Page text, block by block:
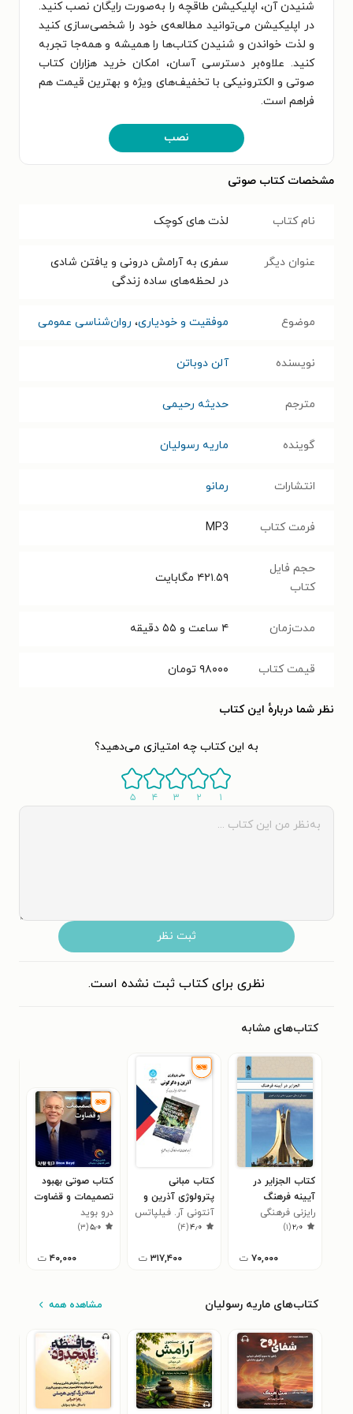
شنیدن آن، اپلیکیشن طاقچه را به‌صورت رایگان نصب کنید.
در اپلیکیشن می‌توانید مطالعه‌ی خود را شخصی‌سازی کنید
و لذت خواندن و شنیدن کتاب‌ها را همیشه و همه‌جا تجربه
کنید. علاوه‌بر دسترسی آسان، امکان خرید هزاران کتاب
صوتی و الکترونیکی با تخفیف‌های ویژه و بهترین قیمت هم
فراهم است.
نصب
مشخصات کتاب صوتی
نام کتاب لذت های کوچک
عنوان دیگر
سفری به آرامش درونی و یافتن شادی
در لحظه‌های ساده زندگی
موضوع موفقیت و خودیاری، روان‌شناسی عمومی
نویسنده آلن دوباتن
مترجم حدیثه رحیمی
گوینده ماریه رسولیان
انتشارات رمانو
فرمت کتاب MP3
حجم فایل
کتاب
۴۲۱.۵۹ مگابایت
مدت‌زمان ۴ ساعت و ۵۵ دقیقه
قیمت کتاب ۹۸۰۰۰ تومان
نظر شما دربارهٔ این کتاب
به این کتاب چه امتیازی می‌دهید؟
۱ ۲ ۳ ۴ ۵
ثبت نظر
نظری برای کتاب ثبت نشده است.
کتاب‌های مشابه
کتاب الجزایر در
آیینه فرهنگ
رایزنی فرهنگی
جمهوری اسلامی
۲٫۰(۱)
۷۰,۰۰۰ ت
کتاب مبانی
پترولوژی آذرین و
دگرگونی
آنتونی آر. فیلپاتس
۴٫۰(۴)
۳۱۷,۴۰۰ ت
کتاب صوتی بهبود
تصمیمات و قضاوت
درو بوید
۵٫۰(۳)
۴۰,۰۰۰ ت
کتاب‌های ماریه رسولیان مشاهده همه